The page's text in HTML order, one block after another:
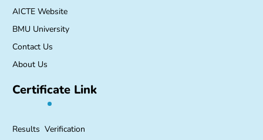
AICTE Website
BMU University
Contact Us
About Us
Certificate Link
Results Verification